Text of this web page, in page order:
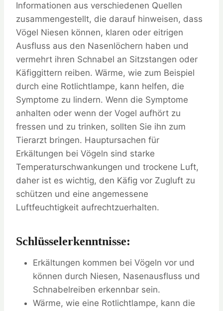
Informationen aus verschiedenen Quellen
zusammengestellt, die darauf hinweisen, dass
Vögel Niesen können, klaren oder eitrigen
Ausfluss aus den Nasenlöchern haben und
vermehrt ihren Schnabel an Sitzstangen oder
Käfiggittern reiben. Wärme, wie zum Beispiel
durch eine Rotlichtlampe, kann helfen, die
Symptome zu lindern. Wenn die Symptome
anhalten oder wenn der Vogel aufhört zu
fressen und zu trinken, sollten Sie ihn zum
Tierarzt bringen. Hauptursachen für
Erkältungen bei Vögeln sind starke
Temperaturschwankungen und trockene Luft,
daher ist es wichtig, den Käfig vor Zugluft zu
schützen und eine angemessene
Luftfeuchtigkeit aufrechtzuerhalten.
Schlüsselerkenntnisse:
Erkältungen kommen bei Vögeln vor und
können durch Niesen, Nasenausfluss und
Schnabelreiben erkennbar sein.
Wärme, wie eine Rotlichtlampe, kann die